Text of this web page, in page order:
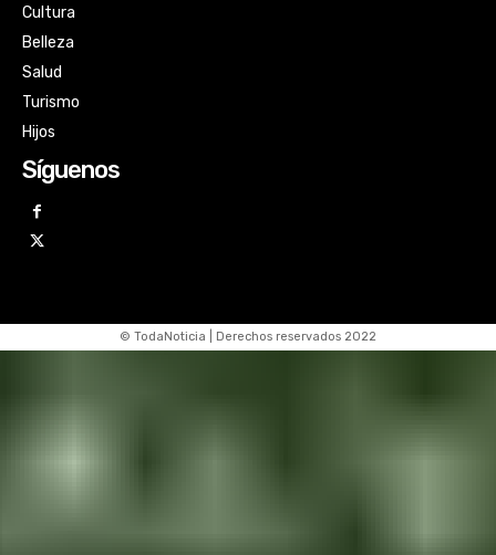
Cultura
Belleza
Salud
Turismo
Hijos
Síguenos
© TodaNoticia | Derechos reservados 2022